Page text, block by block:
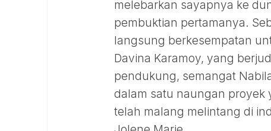
melebarkan sayapnya ke
pembuktian pertamanya.
langsung berkesempatan
Davina Karamoy, yang
pendukung, semangat
dalam satu naungan proyek
telah malang melintang di